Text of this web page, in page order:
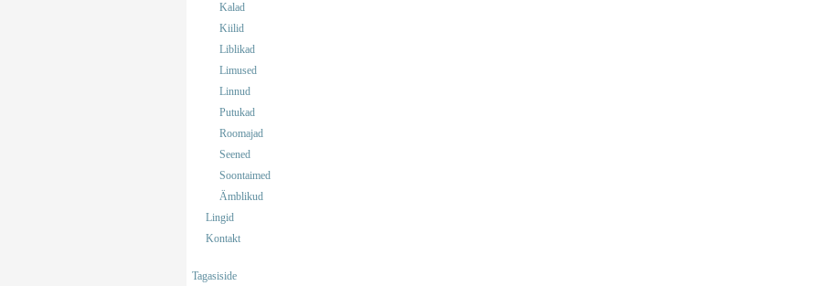
Kalad
Kiilid
Liblikad
Limused
Linnud
Putukad
Roomajad
Seened
Soontaimed
Ämblikud
Lingid
Kontakt
Tagasiside